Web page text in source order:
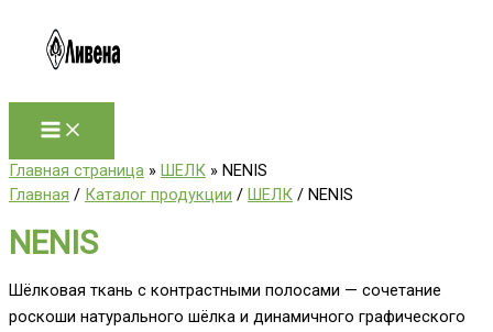
содержимому
Главная страница » ШЕЛК » NENIS
Главная / Каталог продукции / ШЕЛК / NENIS
NENIS
Шёлковая ткань с контрастными полосами — сочетание
роскоши натурального шёлка и динамичного графического